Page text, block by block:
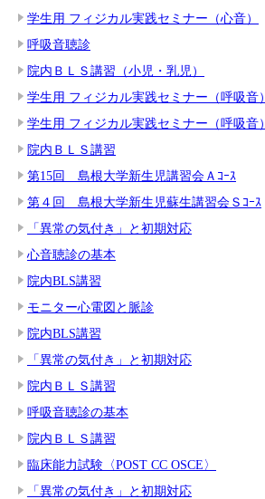
学生用 フィジカル実践セミナー（心音）
呼吸音聴診
院内ＢＬＳ講習（小児・乳児）
学生用 フィジカル実践セミナー（呼吸音）
学生用 フィジカル実践セミナー（呼吸音）
院内ＢＬＳ講習
第15回 島根大学新生児講習会Ａｺｰｽ
第４回 島根大学新生児蘇生講習会Ｓｺｰｽ
「異常の気付き」と初期対応
心音聴診の基本
院内BLS講習
モニター心電図と脈診
院内BLS講習
「異常の気付き」と初期対応
院内ＢＬＳ講習
呼吸音聴診の基本
院内ＢＬＳ講習
臨床能力試験〈POST CC OSCE〉
「異常の気付き」と初期対応